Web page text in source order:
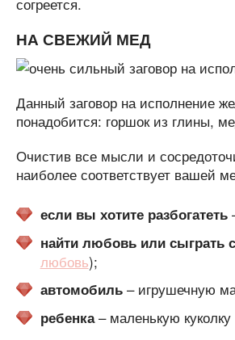
НА СВЕЖИЙ МЕД
Данный заговор на исполнение
понадобится: горшок из глины,
Очистив все мысли и
наиболее соответствует вашей
если вы хотите разбогатеть
найти любовь или сыграть
любовь);
автомобиль– игрушечную
ребенка– маленькую